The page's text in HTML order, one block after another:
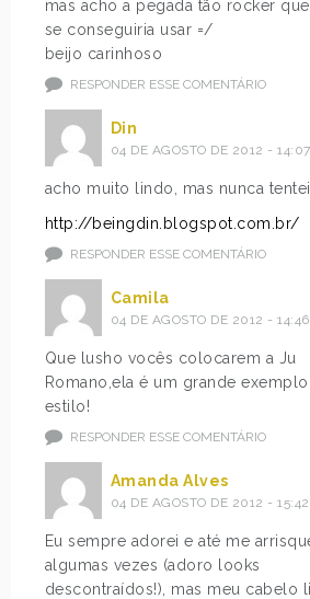
mas acho a pegada tão rocker
se conseguiria usar =/
beijo carinhoso
RESPONDER ESSE COMENTÁRIO
Din
04 DE AGOSTO DE 2012 - 14:07
acho muito lindo, mas nunca
http://beingdin.blogspot.com.br/
RESPONDER ESSE COMENTÁRIO
Camila
04 DE AGOSTO DE 2012 - 14:46
Que lusho vocês colocarem a Ju
Romano,ela é um grande
estilo!
RESPONDER ESSE COMENTÁRIO
Amanda Alves
04 DE AGOSTO DE 2012 - 15:42
Eu sempre adorei e até me
algumas vezes (adoro looks
descontraídos!), mas meu cabelo